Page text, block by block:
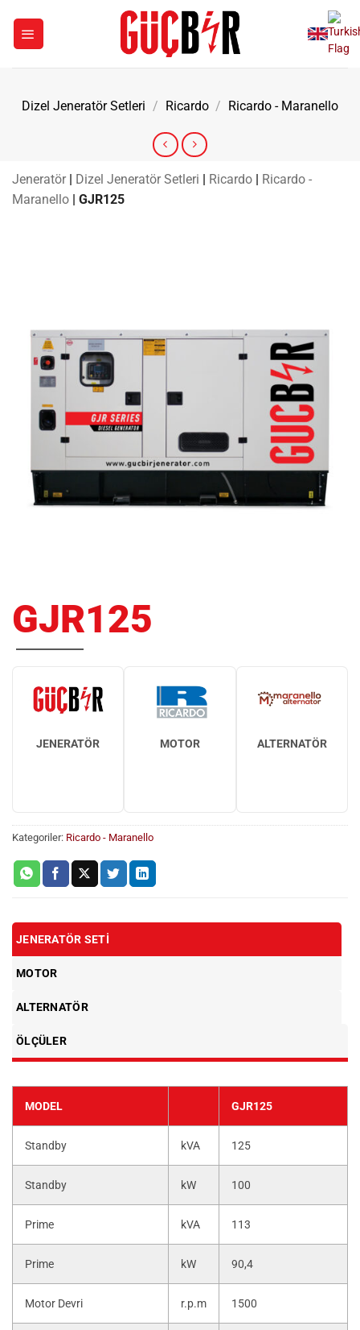
Dizel Jeneratör Setleri / Ricardo / Ricardo - Maranello
Jeneratör | Dizel Jeneratör Setleri | Ricardo | Ricardo -
Maranello | GJR125
GJR125
JENERATÖR MOTOR ALTERNATÖR
Kategoriler: Ricardo - Maranello
JENERATÖR SETI
MOTOR
ALTERNATÖR
ÖLÇÜLER
MODEL GJR125
Standby kVA 125
Standby kW 100
Prime kVA 113
Prime kW 90,4
Motor Devri r.p.m 1500